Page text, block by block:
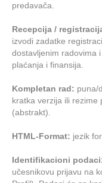
predavača.
Recepcija /
izvodi zadatke
dostavljenim radovima
plaćanja i finansija.
Kompletan rad: puna/
kratka verzija ili rezime
(abstrakt).
HTML-Format: jezik
Identifikacioni
učesnikovu prijavu na